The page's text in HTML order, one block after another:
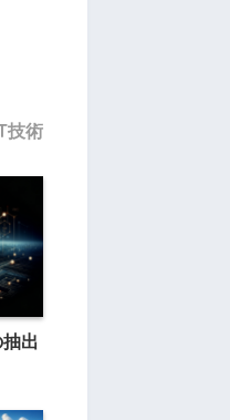
技術
出